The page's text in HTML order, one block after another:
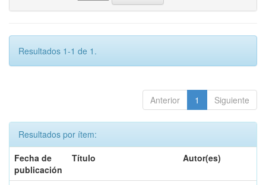
Resultados 1-1 de 1.
Anterior 1 Siguiente
Resultados por ítem:
Fecha de
publicación
Título Autor(es)